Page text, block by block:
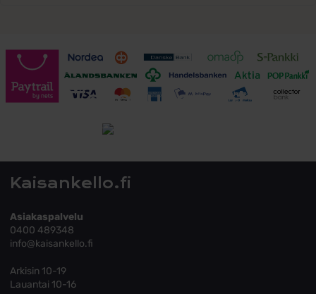
Toimitusehdot
Kaisankello.fi
Asiakaspalvelu
0400 489348
info@kaisankello.fi
Arkisin 10-19
Lauantai 10-16